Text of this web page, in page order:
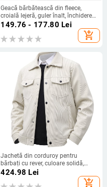
Geacă bărbătească din fleece,
croială lejeră, guler înalt, închidere
cu fermoar, căptușeală groasă de
detașabilă
149.76 - 177.80 Lei
add_shopping_cart
Jachetă din corduroy pentru
bărbați cu rever, culoare solidă,
primăvară-toamnă 2025, stil retro
american, croială normală, mâneci
424.98 Lei
add_shopping_cart